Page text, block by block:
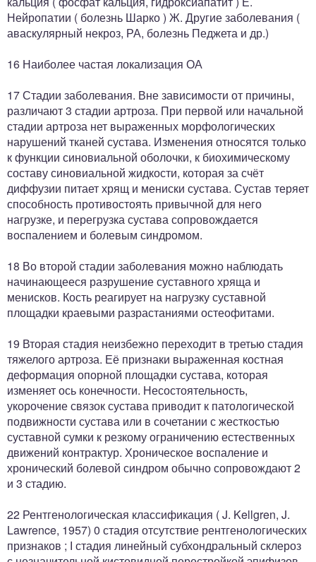
Нейропатии ( болезнь Шарко ) Ж. Другие заболевания (
аваскулярный некроз, РА, болезнь Педжета и др.)
16 Наиболее частая локализация ОА
17 Стадии заболевания. Вне зависимости от причины,
различают 3 стадии артроза. При первой или начальной
стадии артроза нет выраженных морфологических
нарушений тканей сустава. Изменения относятся только
к функции синовиальной оболочки, к биохимическому
составу синовиальной жидкости, которая за счёт
диффузии питает хрящ и мениски сустава. Сустав теряет
способность противостоять привычной для него
нагрузке, и перегрузка сустава сопровождается
воспалением и болевым синдромом.
18 Во второй стадии заболевания можно наблюдать
начинающееся разрушение суставного хряща и
менисков. Кость реагирует на нагрузку суставной
площадки краевыми разрастаниями остеофитами.
19 Вторая стадия неизбежно переходит в третью стадия
тяжелого артроза. Её признаки выраженная костная
деформация опорной площадки сустава, которая
изменяет ось конечности. Несостоятельность,
укорочение связок сустава приводит к патологической
подвижности сустава или в сочетании с жесткостью
суставной сумки к резкому ограничению естественных
движений контрактур. Хроническое воспаление и
хронический болевой синдром обычно сопровождают 2
и 3 стадию.
22 Рентгенологическая классификация ( J. Kellgren, J.
Lawrence, 1957) 0 стадия отсутствие рентгенологических
признаков ; І стадия линейный субхондральный склероз